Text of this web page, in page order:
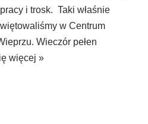
i trosk. Taki właśnie
w Centrum
Wieczór pełen
więcej »